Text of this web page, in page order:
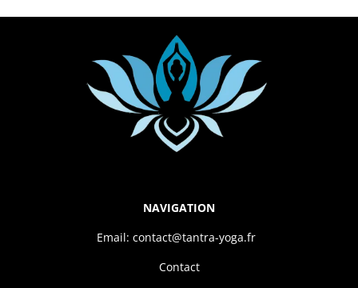
NAVIGATION
Email: contact@tantra-yoga.fr
Contact